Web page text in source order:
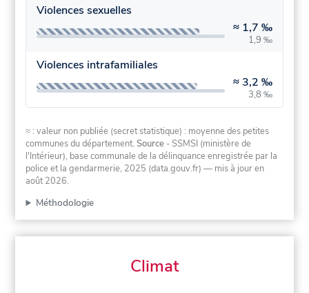
Violences sexuelles
≈ 1,7 ‰
1,9 ‰
Violences intrafamiliales
≈ 3,2 ‰
3,8 ‰
≈ : valeur non publiée (secret statistique) : moyenne des petites
communes du département.Source - SSMSI (ministère de
l'Intérieur), base communale de la délinquance enregistrée par la
police et la gendarmerie, 2025 (data.gouv.fr) — mis à jour en
août 2026.
Méthodologie
Climat